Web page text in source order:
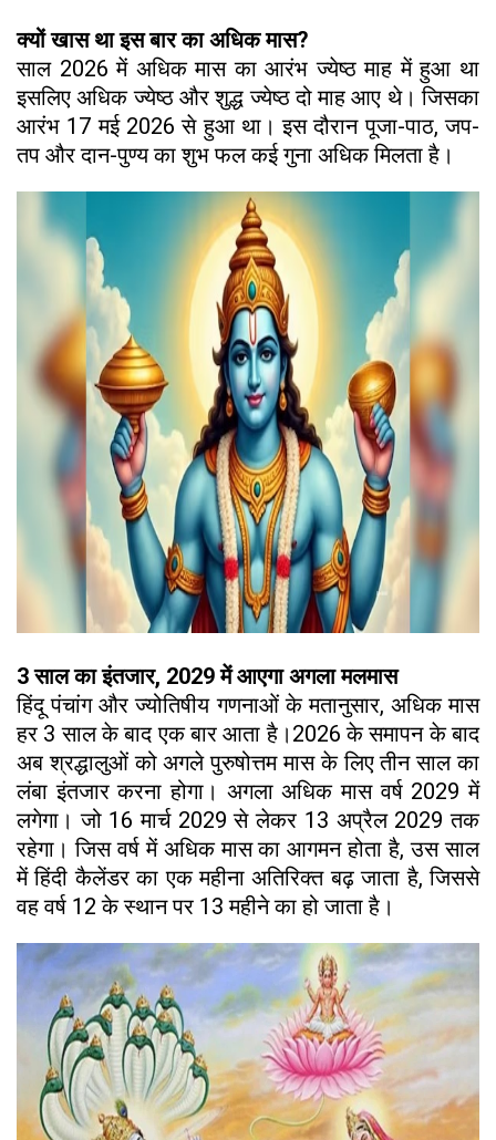
क्यों खास था इस बार का अधिक मास?
साल 2026 में अधिक मास का आरंभ ज्येष्ठ माह में हुआ था
इसलिए अधिक ज्येष्ठ और शुद्ध ज्येष्ठ दो माह आए थे। जिसका
आरंभ 17 मई 2026 से हुआ था। इस दौरान पूजा-पाठ, जप-
तप और दान-पुण्य का शुभ फल कई गुना अधिक मिलता है।
3 साल का इंतजार, 2029 में आएगा अगला मलमास
हिंदू पंचांग और ज्योतिषीय गणनाओं के मतानुसार, अधिक मास
हर 3 साल के बाद एक बार आता है।2026 के समापन के बाद
अब श्रद्धालुओं को अगले पुरुषोत्तम मास के लिए तीन साल का
लंबा इंतजार करना होगा। अगला अधिक मास वर्ष 2029 में
लगेगा। जो 16 मार्च 2029 से लेकर 13 अप्रैल 2029 तक
रहेगा। जिस वर्ष में अधिक मास का आगमन होता है, उस साल
में हिंदी कैलेंडर का एक महीना अतिरिक्त बढ़ जाता है, जिससे
वह वर्ष 12 के स्थान पर 13 महीने का हो जाता है।